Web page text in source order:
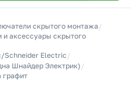
скрытого монтажа/
аксессуары скрытого
Schneider Electric /
Шнайдер Электрик) /
графит